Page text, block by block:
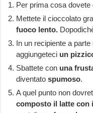
Per prima cosa dovete
Mettete il cioccolato
fuoco lento.
In un recipiente a parte
aggiungeteci un
Sbattete con una
diventatospumoso.
A quel punto non
composto il latte con